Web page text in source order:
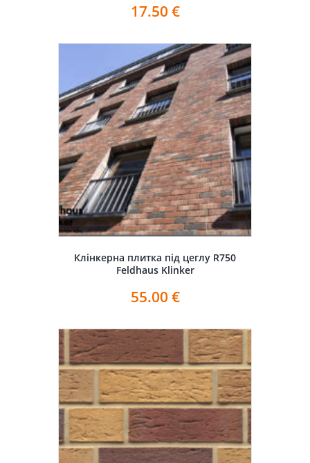
17.50 €
Клінкерна плитка під цеглу R750
Feldhaus Klinker
55.00 €